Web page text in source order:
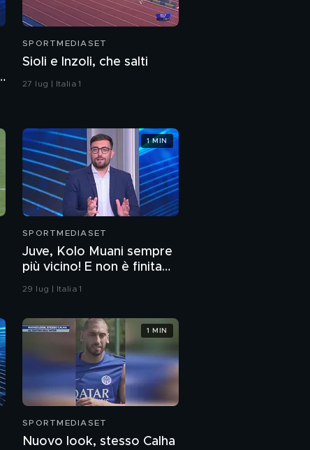
SPORTMEDIASET
Sioli e Inzoli, che salti
27 lug | Italia 1
SPORTMEDIASET
Juve, Kolo Muani sempre
più vicino! E non è finita
29 lug | Italia 1
1 MIN
SPORTMEDIASET
Nuovo look, stesso Calha
1 MIN